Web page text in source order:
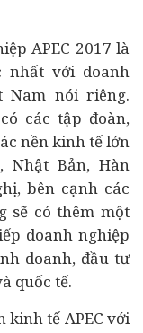
APEC 2017 là
nhất với doanh
Nam nói riêng.
các tập đoàn,
nền kinh tế lớn
Nhật Bản, Hàn
bên cạnh các
sẽ có thêm một
doanh nghiệp
doanh, đầu tư
quốc tế.
kinh tế APEC với